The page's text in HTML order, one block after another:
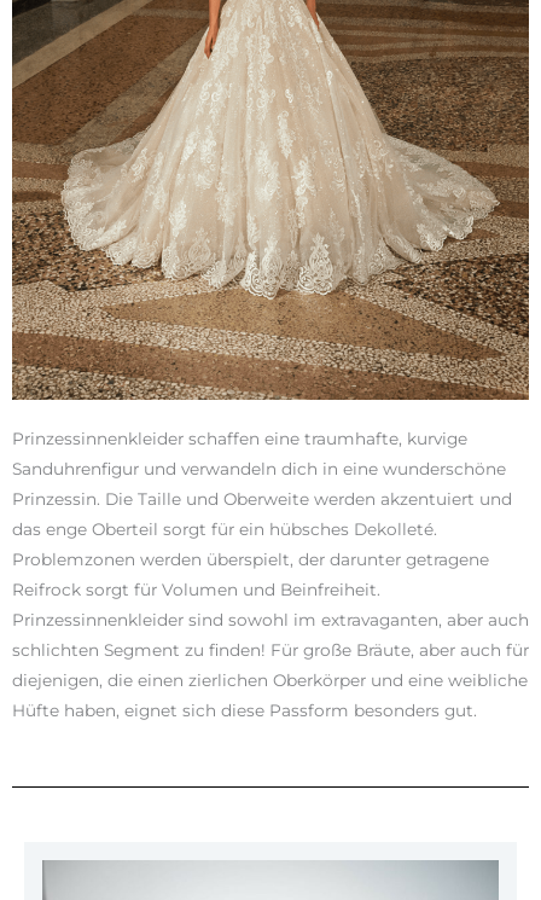
Prinzessinnenkleider schaffen eine traumhafte, kurvige
Sanduhrenfigur und verwandeln dich in eine wunderschöne
Prinzessin. Die Taille und Oberweite werden akzentuiert und
das enge Oberteil sorgt für ein hübsches Dekolleté.
Problemzonen werden überspielt, der darunter getragene
Reifrock sorgt für Volumen und Beinfreiheit.
Prinzessinnenkleider sind sowohl im extravaganten, aber auch
schlichten Segment zu finden! Für große Bräute, aber auch für
diejenigen, die einen zierlichen Oberkörper und eine weibliche
Hüfte haben, eignet sich diese Passform besonders gut.